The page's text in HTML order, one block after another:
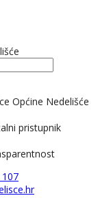
Općine Nedelišće
pristupnik